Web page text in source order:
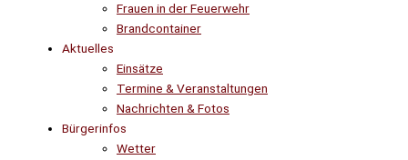
Frauen in der Feuerwehr
Brandcontainer
Aktuelles
Einsätze
Termine & Veranstaltungen
Nachrichten & Fotos
Bürgerinfos
Wetter